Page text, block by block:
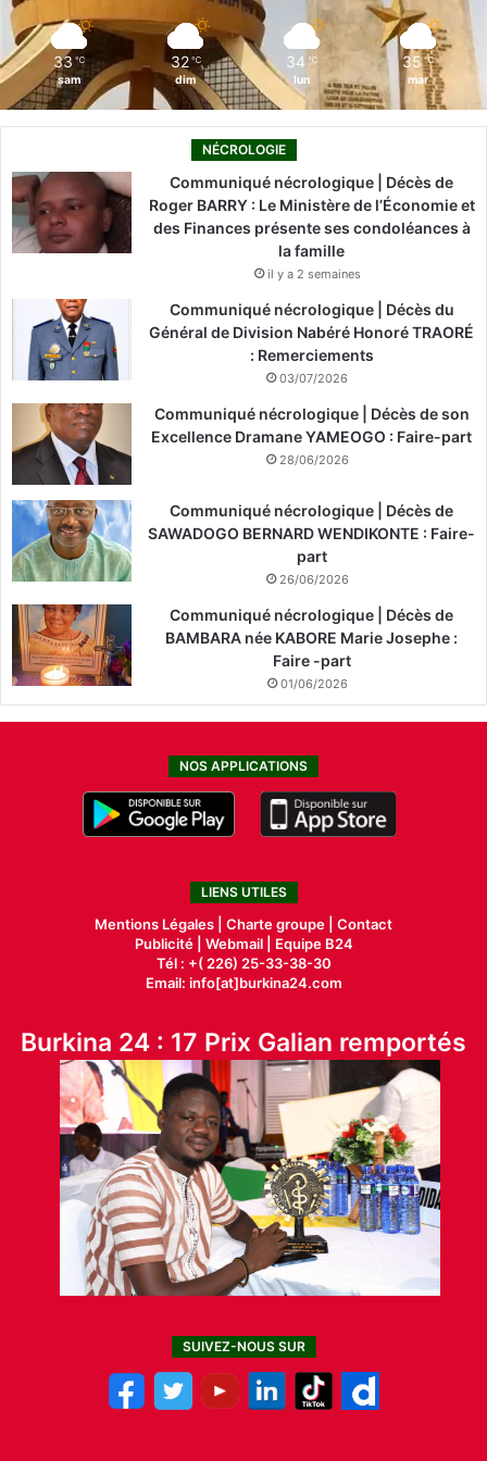
33 ℃
sam
32 ℃
dim
34 ℃
lun
35 ℃
mar
NÉCROLOGIE
Communiqué nécrologique | Décès de
Roger BARRY : Le Ministère de l’Économie et
des Finances présente ses condoléances à
la famille
il y a 2 semaines
Communiqué nécrologique | Décès du
Général de Division Nabéré Honoré TRAORÉ
: Remerciements
03/07/2026
Communiqué nécrologique | Décès de son
Excellence Dramane YAMEOGO : Faire-part
28/06/2026
Communiqué nécrologique | Décès de
SAWADOGO BERNARD WENDIKONTE : Faire-
part
26/06/2026
Communiqué nécrologique | Décès de
BAMBARA née KABORE Marie Josephe :
Faire -part
01/06/2026
NOS APPLICATIONS
LIENS UTILES
Mentions Légales | Charte groupe | Contact
Publicité| Webmail |
Equipe B24
Tél : +( 226) 25-33-38-30
Email: info[at]burkina24.com
Burkina 24 : 17 Prix Galian remportés
SUIVEZ-NOUS SUR